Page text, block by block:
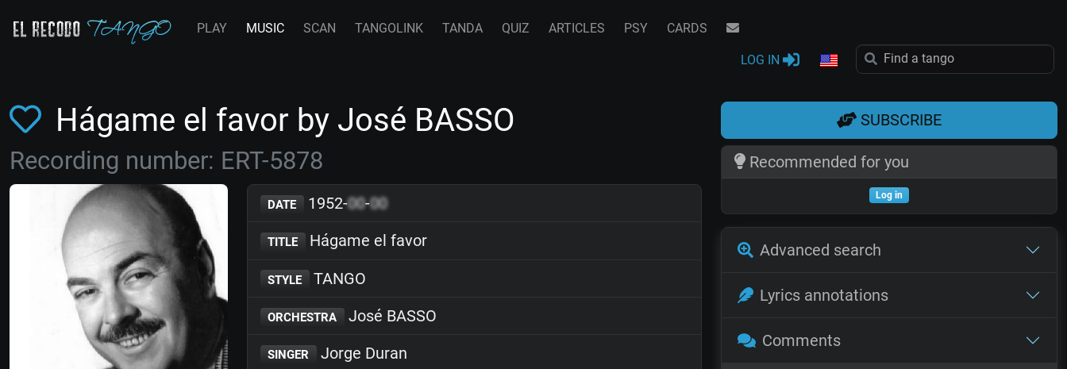
PLAY MUSIC SCAN TANGOLINK TANDA QUIZ ARTICLES PSY CARDS
LOG IN
Hágame el favor by José BASSO
Recording number: ERT-5878
DATE 1952-00-00
TITLE Hágame el favor
STYLE TANGO
ORCHESTRA José BASSO
SINGER Jorge Duran
SUBSCRIBE
Recommended for you
Log in
Advanced search
Lyrics annotations
Comments